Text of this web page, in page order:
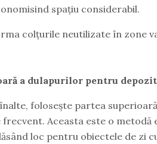
spațiu considerabil.
colțurile neutilizate în zone
a dulapurilor pentru
folosește partea
Aceasta este o metodă
loc pentru obiectele de zi